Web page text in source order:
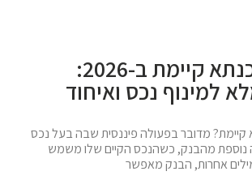
הגדלת משכנתא קיימת ב-2026:
נכס ואיחוד
מדובר בפעולה פיננסית שבה בעל נכס
מהבנק, כשהנכס הקיים שלו משמש
אחרות, הבנק מאפשר